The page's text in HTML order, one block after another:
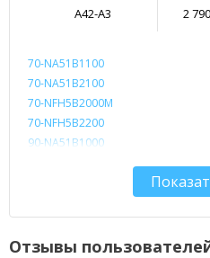
A42-A3
2
70-NA51B1100
70-NA51B2100
70-NFH5B2000M
70-NFH5B2200
90-NA51B1000
90-NA52B2000
90-NA71B1100
Отзывы